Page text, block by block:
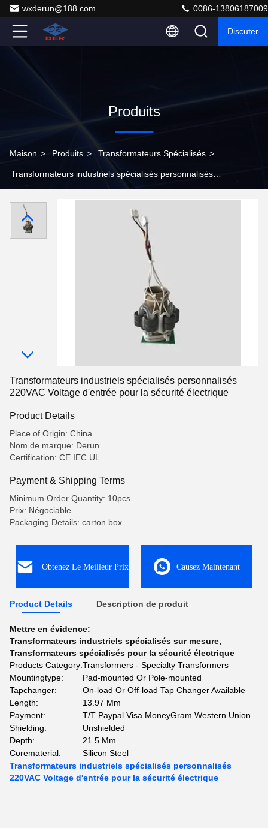
wxderun@188.com 0086-13806187009
Discuter
Produits
Maison > Produits > Transformateurs Spécialisés >
Transformateurs industriels spécialisés personnalisés
Transformateurs industriels spécialisés personnalisés
220VAC Voltage d'entrée pour la sécurité électrique
Product Details
Place of Origin: China
Nom de marque: Derun
Certification: CE IEC UL
Payment & Shipping Terms
Minimum Order Quantity: 10pcs
Prix: Négociable
Packaging Details: carton box
Obtenez Le Meilleur Prix Causez Maintenant
Product Details Description de produit
Mettre en évidence:
Transformateurs industriels spécialisés sur mesure,
Transformateurs spécialisés pour la sécurité électrique
Products Category:Transformers - Specialty Transformers
Mountingtype:
Pad-mounted Or Pole-mounted
Tapchanger:
On-load Or Off-load Tap Changer Available
Length:
13.97 Mm
Payment:
T/T Paypal Visa MoneyGram Western Union
Shielding:
Unshielded
Depth:
21.5 Mm
Corematerial:
Silicon Steel
Transformateurs industriels spécialisés personnalisés
220VAC Voltage d'entrée pour la sécurité électrique